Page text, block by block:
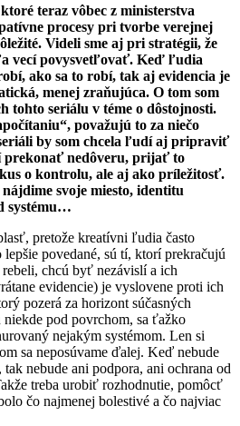
teraz vôbec z ministerstva
procesy pri tvorbe verejnej
Videli sme aj pri stratégii, že
vecí povysvetľovať. Keď ľudia
ako sa to robí, tak aj evidencia je
menej zraňujúca. O tom som
tohto seriálu v téme o dôstojnosti.
považujú to za niečo
by som chcela ľudí aj pripraviť
prekonať nedôveru, prijať to
o kontrolu, ale aj ako príležitosť.
svoje miesto, identitu
systému…
pretože kreatívni ľudia často
lepšie povedané, sú tí, ktorí prekračujú
chcú byť nezávislí a ich
evidencie) je vyslovene proti ich
pozerá za horizont súčasných
pod povrchom, sa ťažko
nejakým systémom. Len si
sa neposúvame ďalej. Keď nebude
nebude ani podpora, ani ochrana od
treba urobiť rozhodnutie, pomôcť
čo najmenej bolestivé a čo najviac